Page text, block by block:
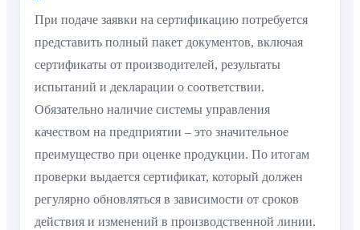
При подаче заявки на сертификацию потребуется
представить полный пакет документов, включая
сертификаты от производителей, результаты
испытаний и декларации о соответствии.
Обязательно наличие системы управления
качеством на предприятии – это значительное
преимущество при оценке продукции. По итогам
проверки выдается сертификат, который должен
регулярно обновляться в зависимости от сроков
действия и изменений в производственной линии.